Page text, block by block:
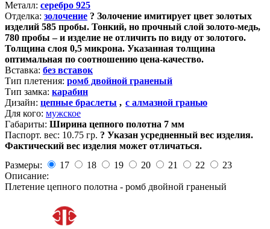
Металл: серебро 925
Отделка: золочение ? Золочение имитирует цвет золотых
изделий 585 пробы. Тонкий, но прочный слой золото-медь,
780 пробы – и изделие не отличить по виду от золотого.
Толщина слоя 0,5 микрона. Указанная толщина
оптимальная по соотношению цена-качество.
Вставка: без вставок
Тип плетения: ромб двойной граненый
Тип замка: карабин
Дизайн: цепные браслеты , с алмазной гранью
Для кого: мужское
Габариты: Ширина цепного полотна 7 мм
Паспорт. вес: 10.75 гр. ? Указан усредненный вес изделия.
Фактический вес изделия может отличаться.
Размеры:
17 18 19 20 21 22
23
Описание:
Плетение цепного полотна - ромб двойной граненый